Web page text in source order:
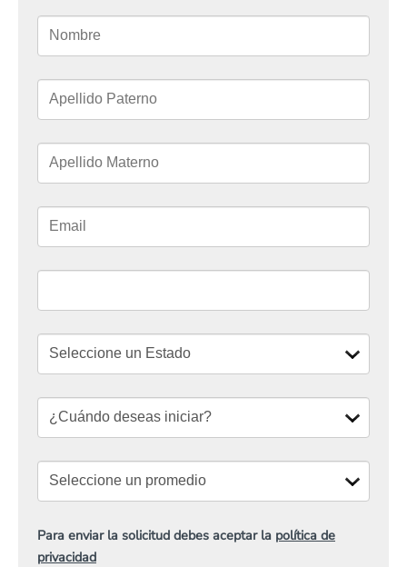
Para enviar la solicitud debes aceptar la política de
privacidad